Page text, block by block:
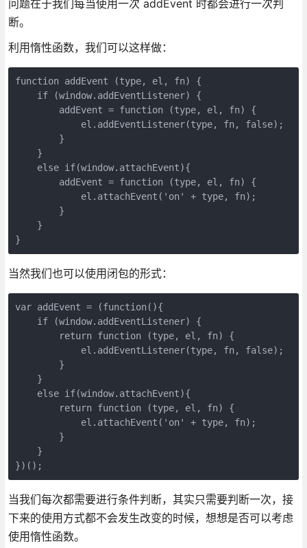
问题在于我们每当使用一次 addEvent 时都会进行一次判
断。
利用惰性函数，我们可以这样做：
function addEvent (type, el, fn) {
    if (window.addEventListener) {
        addEvent = function (type, el, fn) {
            el.addEventListener(type, fn, false);
        }
    }
    else if(window.attachEvent){
        addEvent = function (type, el, fn) {
            el.attachEvent('on' + type, fn);
        }
    }
}
当然我们也可以使用闭包的形式：
var addEvent = (function(){
    if (window.addEventListener) {
        return function (type, el, fn) {
            el.addEventListener(type, fn, false);
        }
    }
    else if(window.attachEvent){
        return function (type, el, fn) {
            el.attachEvent('on' + type, fn);
        }
    }
})();
当我们每次都需要进行条件判断，其实只需要判断一次，接
下来的使用方式都不会发生改变的时候，想想是否可以考虑
使用惰性函数。